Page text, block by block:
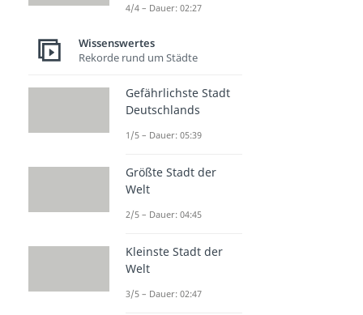
4/4 – Dauer: 02:27
Wissenswertes
Rekorde rund um Städte
Gefährlichste Stadt
Deutschlands
1/5 – Dauer: 05:39
Größte Stadt der
Welt
2/5 – Dauer: 04:45
Kleinste Stadt der
Welt
3/5 – Dauer: 02:47